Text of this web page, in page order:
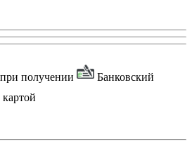
получении
Банковский